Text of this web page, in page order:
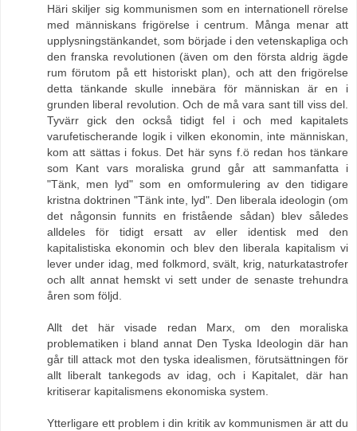
Häri skiljer sig kommunismen som en internationell rörelse
med människans frigörelse i centrum. Många menar att
upplysningstänkandet, som började i den vetenskapliga och
den franska revolutionen (även om den första aldrig ägde
rum förutom på ett historiskt plan), och att den frigörelse
detta tänkande skulle innebära för människan är en i
grunden liberal revolution. Och de må vara sant till viss del.
Tyvärr gick den också tidigt fel i och med kapitalets
varufetischerande logik i vilken ekonomin, inte människan,
kom att sättas i fokus. Det här syns f.ö redan hos tänkare
som Kant vars moraliska grund går att sammanfatta i
"Tänk, men lyd" som en omformulering av den tidigare
kristna doktrinen "Tänk inte, lyd". Den liberala ideologin (om
det någonsin funnits en fristående sådan) blev således
alldeles för tidigt ersatt av eller identisk med den
kapitalistiska ekonomin och blev den liberala kapitalism vi
lever under idag, med folkmord, svält, krig, naturkatastrofer
och allt annat hemskt vi sett under de senaste trehundra
åren som följd.
Allt det här visade redan Marx, om den moraliska
problematiken i bland annat Den Tyska Ideologin där han
går till attack mot den tyska idealismen, förutsättningen för
allt liberalt tankegods av idag, och i Kapitalet, där han
kritiserar kapitalismens ekonomiska system.
Ytterligare ett problem i din kritik av kommunismen är att du